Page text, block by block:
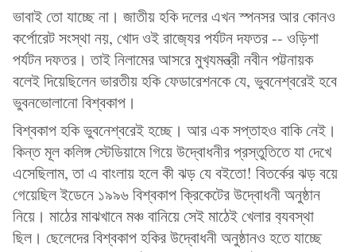
ভাবাই তো যাচ্ছে না। জাতীয় হকি দলের এখন স্পনসর আর কোনও
কর্পোরেট সংস্থা নয়, খোদ ওই রাজ‍্যের পর্যটন দফতর -- ওড়িশা
পর্যটন দফতর। তাই নিলামের আসরে মুখ‍্যমন্ত্রী নবীন পট্টনায়ক
বলেই দিয়েছিলেন ভারতীয় হকি ফেডারেশনকে যে, ভুবনেশ্বরেই হবে
ভুবনভোলানো বিশ্বকাপ।
বিশ্বকাপ হকি ভুবনেশ্বরেই হচ্ছে। আর এক সপ্তাহও বাকি নেই।
কিন্ত মূল কলিঙ্গ স্টেডিয়ামে গিয়ে উদ্বোধনীর প্রস্তুতিতে যা দেখে
এসেছিলাম, তা এ বাংলায় হলে কী ঝড় যে বইতো! বিতর্কের ঝড় বয়ে
গেয়েছিল ইডেনে ১৯৯৬ বিশ্বকাপ ক্রিকেটের উদ্বোধনী অনুষ্ঠান
নিয়ে। মাঠের মাঝখানে মঞ্চ বানিয়ে সেই মাঠেই খেলার ব‍্যবস্থা
ছিল। ছেলেদের বিশ্বকাপ হকির উদ্বোধনী অনুষ্ঠানও হতে যাচ্ছে